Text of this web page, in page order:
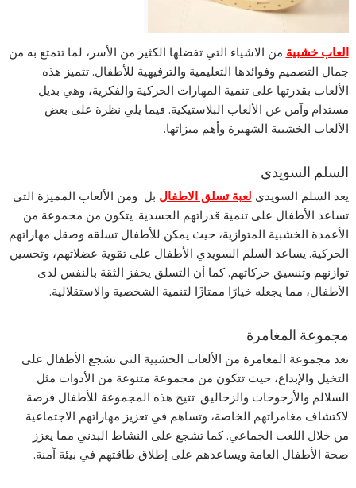
العاب خشبية من الاشياء التي تفضلها الكثير من الأسر، لما تتمتع به من
جمال التصميم وفوائدها التعليمية والترفيهية للأطفال. تتميز هذه
الألعاب بقدرتها على تنمية المهارات الحركية والفكرية، وهي بديل
مستدام وآمن عن الألعاب البلاستيكية. فيما يلي نظرة على بعض
الألعاب الخشبية الشهيرة وأهم ميزاتها.
السلم السويدي
يعد السلم السويدي لعبة تسلق الاطفال بل ومن الألعاب المميزة التي
تساعد الأطفال على تنمية قدراتهم الجسدية. يتكون من مجموعة من
الأعمدة الخشبية المتوازية، حيث يمكن للأطفال تسلقه وصقل مهاراتهم
الحركية. يساعد السلم السويدي الأطفال على تقوية عضلاتهم، وتحسين
توازنهم وتنسيق حركاتهم. كما أن التسلق يحفز الثقة بالنفس لدى
الأطفال، مما يجعله خيارًا ممتازًا لتنمية الشخصية والاستقلالية.
مجموعة المغامرة
تعد مجموعة المغامرة من الألعاب الخشبية التي تشجع الأطفال على
التخيل والإبداع، حيث تتكون من مجموعة متنوعة من الأدوات مثل
السلالم والأرجوحات والزحاليق. تتيح هذه المجموعة للأطفال فرصة
لاكتشاف مغامراتهم الخاصة، وتساهم في تعزيز مهاراتهم الاجتماعية
من خلال اللعب الجماعي. كما تشجع على النشاط البدني مما يعزز
صحة الأطفال العامة ويساعدهم على إطلاق طاقتهم في بيئة آمنة.